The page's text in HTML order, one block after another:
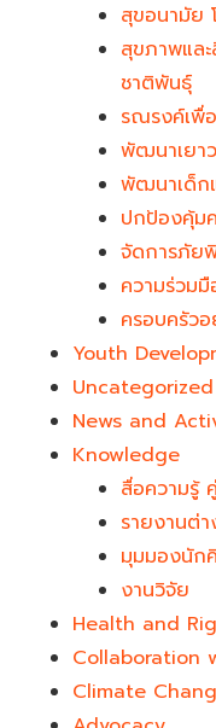
สุขอนามัย
สุขภาพแล
ชาติพันธุ์
รณรงค์เพื่
พัฒนาเยา
พัฒนาเด็ก
ปกป้องคุ้ม
จัดการภัย
ความร่วม
ครอบครัว
Youth
News and
Knowledge
สื่อความรู้
รายงานต่า
มุมมองนั
งานวิจัย
Health and
Collaboration
Climate